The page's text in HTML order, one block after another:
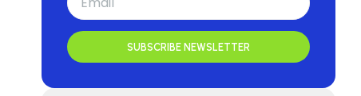
SUBSCRIBE NEWSLETTER